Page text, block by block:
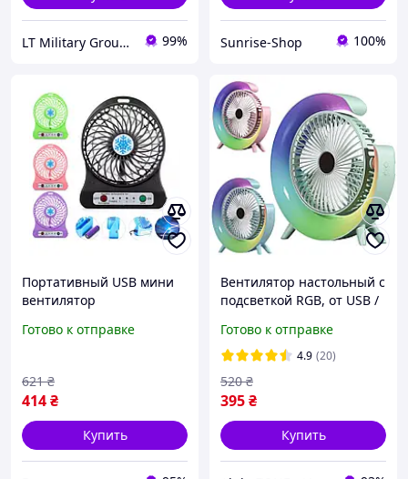
LT Military Group Ukraine 99% Sunrise-Shop 100%
Портативный USB мини
вентилятор
офиса учебы и прогулок с
Готово к отправке
414₴
621 ₴
Купить
Вентилятор настольный с
подсветкой RGB, от USB /
вентилятор / Мини
вентилятор
Готово к отправке
4.9 (20)
395₴
520 ₴
Купить